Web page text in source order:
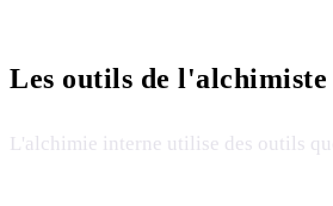
Les outils de l'alchimiste
L'alchimie interne utilise des outils